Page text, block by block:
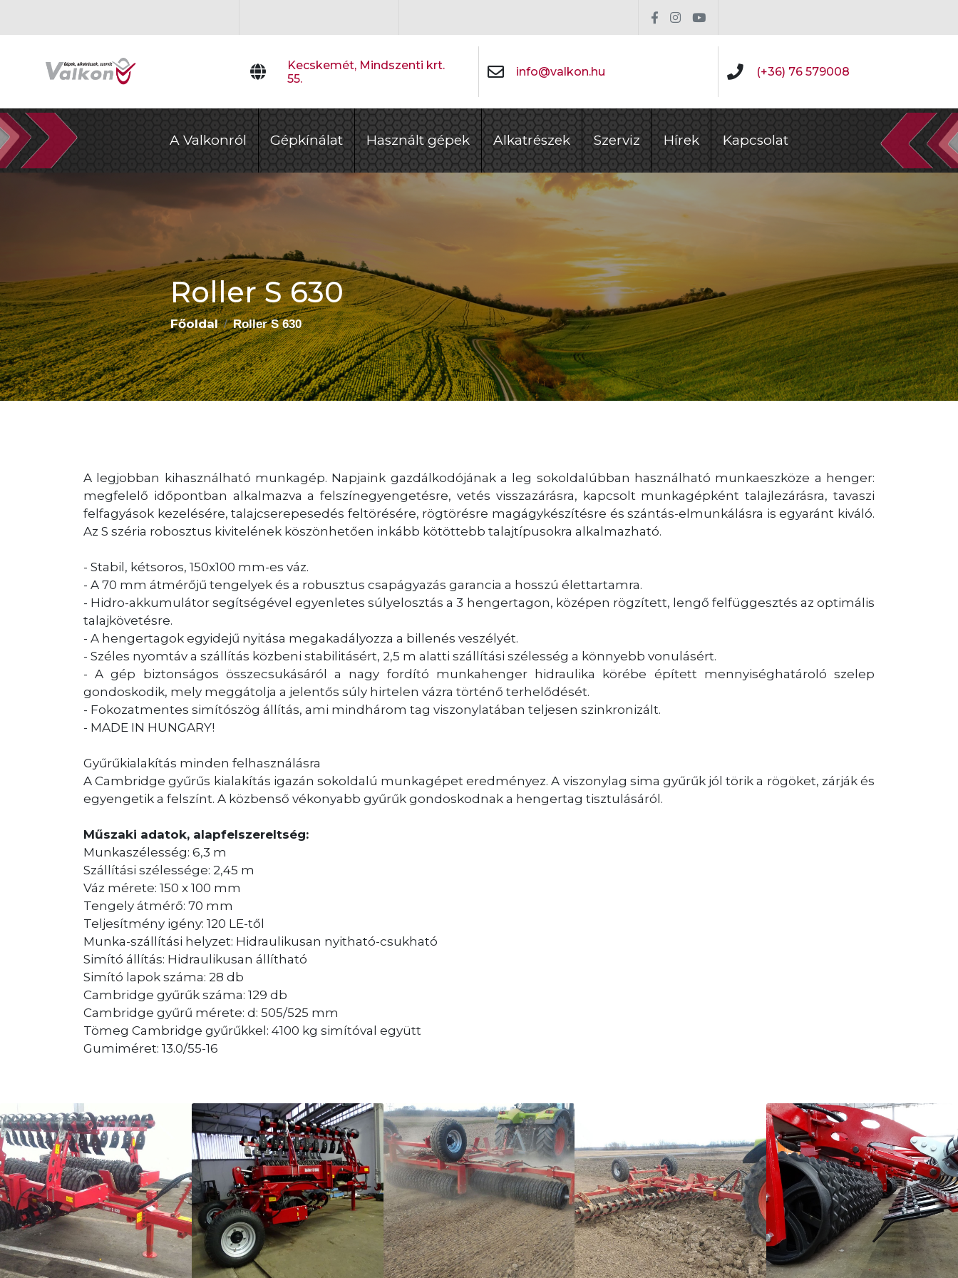
Kecskemét, Mindszenti krt.
55.
info@valkon.hu (+36) 76 579008
A Valkonról Gépkínálat Használt gépek Alkatrészek Szerviz Hírek Kapcsolat
Roller S 630
Főoldal Roller S 630
A legjobban kihasználható munkagép. Napjaink gazdálkodójának a leg sokoldalúbban használható munkaeszköze a henger:
megfelelő időpontban alkalmazva a felszínegyengetésre, vetés visszazárásra, kapcsolt munkagépként talajlezárásra, tavaszi
felfagyások kezelésére, talajcserepesedés feltörésére, rögtörésre magágykészítésre és szántás-elmunkálásra is egyaránt kiváló.
Az S széria robosztus kivitelének köszönhetően inkább kötöttebb talajtípusokra alkalmazható.
- Stabil, kétsoros, 150x100 mm-es váz.
- A 70 mm átmérőjű tengelyek és a robusztus csapágyazás garancia a hosszú élettartamra.
- Hidro-akkumulátor segítségével egyenletes súlyelosztás a 3 hengertagon, középen rögzített, lengő felfüggesztés az optimális
talajkövetésre.
- A hengertagok egyidejű nyitása megakadályozza a billenés veszélyét.
- Széles nyomtáv a szállítás közbeni stabilitásért, 2,5 m alatti szállítási szélesség a könnyebb vonulásért.
- A gép biztonságos összecsukásáról a nagy fordító munkahenger hidraulika körébe épített mennyiséghatároló szelep
gondoskodik, mely meggátolja a jelentős súly hirtelen vázra történő terhelődését.
- Fokozatmentes simítószög állítás, ami mindhárom tag viszonylatában teljesen szinkronizált.
- MADE IN HUNGARY!
Gyűrűkialakítás minden felhasználásra
A Cambridge gyűrűs kialakítás igazán sokoldalú munkagépet eredményez. A viszonylag sima gyűrűk jól törik a rögöket, zárják és
egyengetik a felszínt. A közbenső vékonyabb gyűrűk gondoskodnak a hengertag tisztulásáról.
Műszaki adatok, alapfelszereltség:
Munkaszélesség: 6,3 m
Szállítási szélessége: 2,45 m
Váz mérete: 150 x 100 mm
Tengely átmérő: 70 mm
Teljesítmény igény: 120 LE-től
Munka-szállítási helyzet: Hidraulikusan nyitható-csukható
Simító állítás: Hidraulikusan állítható
Simító lapok száma: 28 db
Cambridge gyűrűk száma: 129 db
Cambridge gyűrű mérete: d: 505/525 mm
Tömeg Cambridge gyűrűkkel: 4100 kg simítóval együtt
Gumiméret: 13.0/55-16